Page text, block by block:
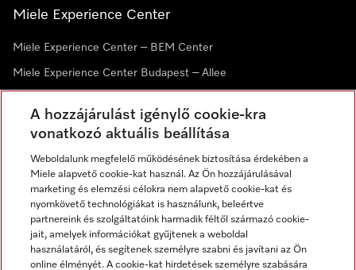
Miele Experience Center
Miele Experience Center – BEM Center
Miele Experience Center Budapest – Allee
Hírlevél
A hozzájárulást igénylő cookie-kra
vonatkozó aktuális beállítása
Weboldalunk megfelelő működésének biztosítása érdekében a
Miele alapvető cookie-kat használ. Az Ön hozzájárulásával
marketing és elemzési célokra nem alapvető cookie-kat és
nyomkövető technológiákat is használunk, beleértve
partnereink és szolgáltatóink harmadik féltől származó cookie-
jait, amelyek információkat gyűjtenek a weboldal
használatáról, és segítenek személyre szabni és javítani az Ön
online élményét. A cookie-kat hirdetések személyre szabására